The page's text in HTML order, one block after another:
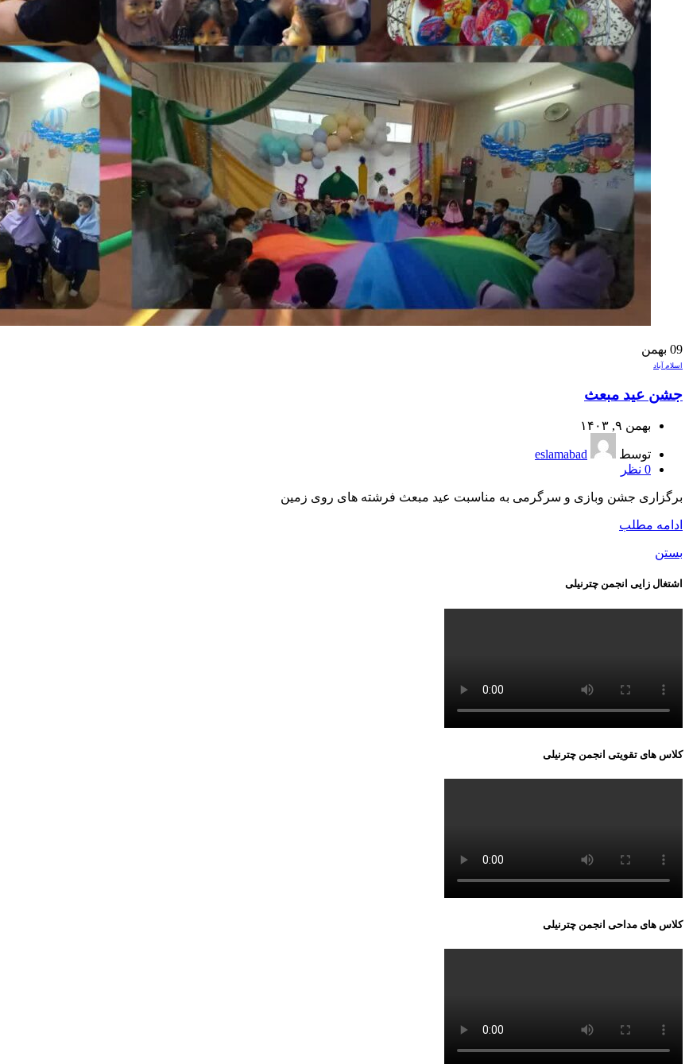
09 بهمن
اسلام آباد
جشن عید مبعث
بهمن ۹, ۱۴۰۳
توسط
eslamabad
0 نظر
برگزاری جشن وبازی و سرگرمی به مناسبت عید مبعث فرشته های روی زمین
ادامه مطلب
بستن
اشتغال زایی انجمن چترنیلی
کلاس های تقویتی انجمن چترنیلی
کلاس های مداحی انجمن چترنیلی